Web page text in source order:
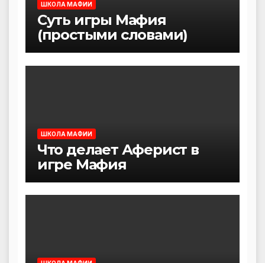
ШКОЛА МАФИИ
Суть игры Мафия
(простыми словами)
ШКОЛА МАФИИ
Что делает Аферист в
игре Мафия